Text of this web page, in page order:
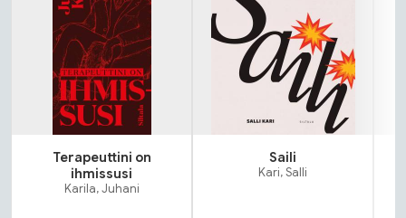
Terapeuttini on
ihmissusi
Karila, Juhani
Saili
Kari, Salli